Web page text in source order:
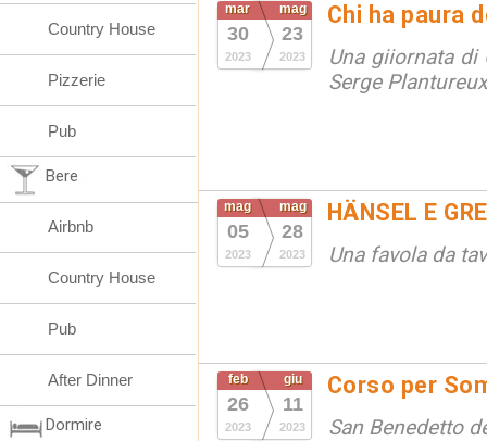
mar
30
2023
mag
23
2023
Chi ha paura
Una giiornata di
Serge Plantureux
mag
05
2023
mag
28
2023
HÄNSEL E
Una favola da
feb
26
2023
giu
11
2023
Corso per
San Benedetto
Country House
Pizzerie
Pub
Bere
Airbnb
Country House
Pub
After Dinner
Dormire